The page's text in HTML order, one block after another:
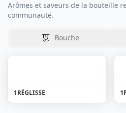
Arômes et saveurs de la bouteille
communauté.
Bouche
1RÉGLISSE 1